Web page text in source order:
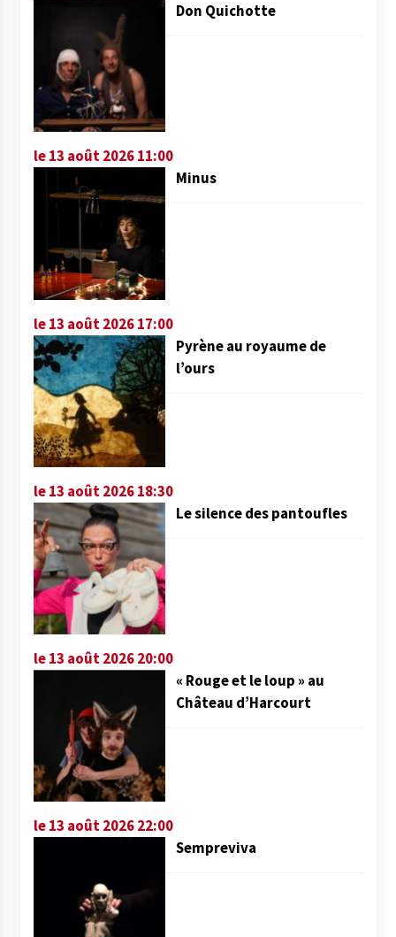
Don Quichotte
le 13 août 2026 11:00
Minus
le 13 août 2026 17:00
Pyrène au royaume de
l’ours
le 13 août 2026 18:30
Le silence des pantoufles
le 13 août 2026 20:00
« Rouge et le loup » au
Château d’Harcourt
le 13 août 2026 22:00
Sempreviva